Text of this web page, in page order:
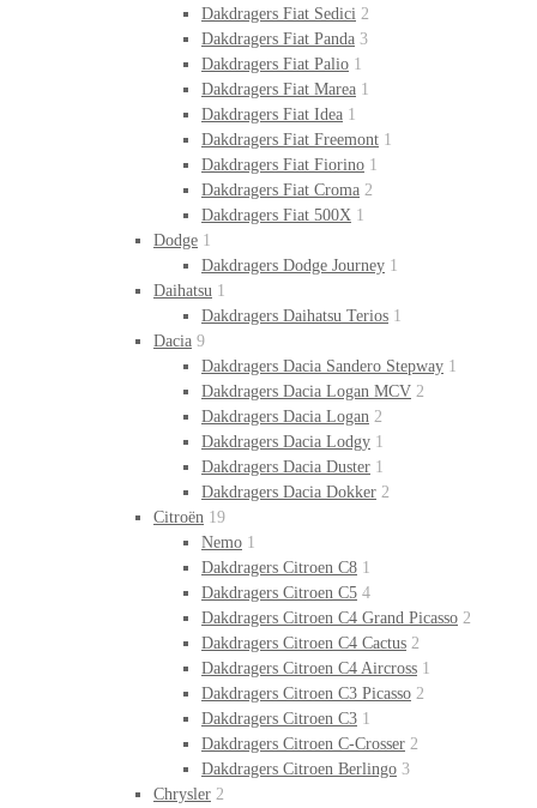
Dakdragers Fiat Sedici 2
Dakdragers Fiat Panda 3
Dakdragers Fiat Palio 1
Dakdragers Fiat Marea 1
Dakdragers Fiat Idea 1
Dakdragers Fiat Freemont 1
Dakdragers Fiat Fiorino 1
Dakdragers Fiat Croma 2
Dakdragers Fiat 500X 1
Dodge 1
Dakdragers Dodge Journey 1
Daihatsu 1
Dakdragers Daihatsu Terios 1
Dacia 9
Dakdragers Dacia Sandero Stepway 1
Dakdragers Dacia Logan MCV 2
Dakdragers Dacia Logan 2
Dakdragers Dacia Lodgy 1
Dakdragers Dacia Duster 1
Dakdragers Dacia Dokker 2
Citroën 19
Nemo 1
Dakdragers Citroen C8 1
Dakdragers Citroen C5 4
Dakdragers Citroen C4 Grand Picasso 2
Dakdragers Citroen C4 Cactus 2
Dakdragers Citroen C4 Aircross 1
Dakdragers Citroen C3 Picasso 2
Dakdragers Citroen C3 1
Dakdragers Citroen C-Crosser 2
Dakdragers Citroen Berlingo 3
Chrysler 2